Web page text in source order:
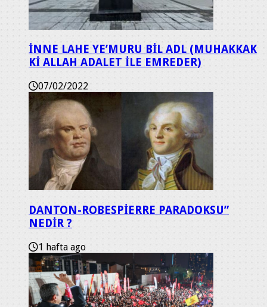
İNNE LAHE YE’MURU BİL ADL (MUHAKKAK
Kİ ALLAH ADALET İLE EMREDER)
07/02/2022
DANTON-ROBESPİERRE PARADOKSU”
NEDİR ?
1 hafta ago